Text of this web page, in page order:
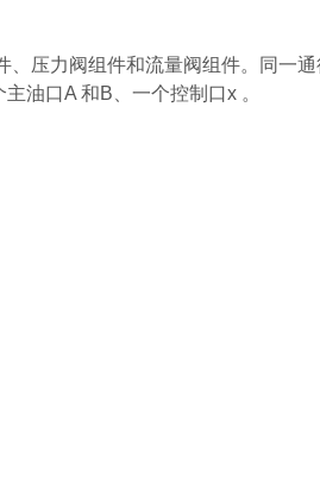
压力阀组件和流量阀组件。同一通
油口A 和B、一个控制口x 。